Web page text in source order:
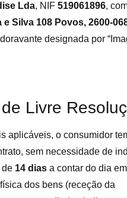
Lda, NIF 519061896,
e Silva 108 Povos, 2600-
designada por
Livre
aplicáveis, o consumidor
sem necessidade de
de 14 dias a contar do dia
dos bens (receção da